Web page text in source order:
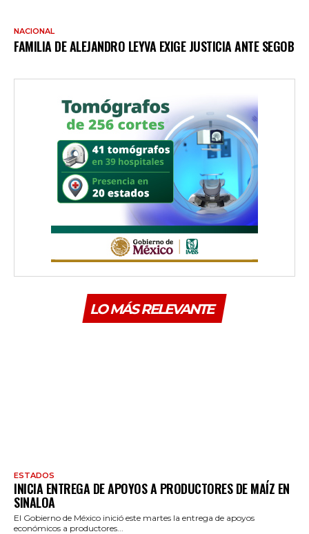
NACIONAL
FAMILIA DE ALEJANDRO LEYVA EXIGE JUSTICIA ANTE SEGOB
LO MÁS RELEVANTE
ESTADOS
INICIA ENTREGA DE APOYOS A PRODUCTORES DE MAÍZ EN
SINALOA
El Gobierno de México inició este martes la entrega de apoyos
económicos a productores...